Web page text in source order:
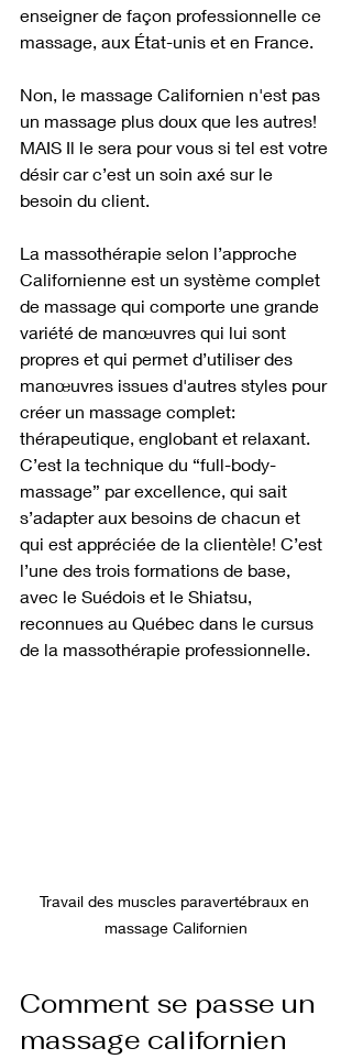
enseigner de façon professionnelle ce
massage, aux État-unis et en France.
Non, le massage Californien n'est pas
un massage plus doux que les autres!
MAIS Il le sera pour vous si tel est votre
désir car c’est un soin axé sur le
besoin du client.
La massothérapie selon l’approche
Californienne est un système complet
de massage qui comporte une grande
variété de manœuvres qui lui sont
propres et qui permet d’utiliser des
manœuvres issues d'autres styles pour
créer un massage complet:
thérapeutique, englobant et relaxant.
C’est la technique du “full-body-
massage” par excellence, qui sait
s’adapter aux besoins de chacun et
qui est appréciée de la clientèle! C’est
l’une des trois formations de base,
avec le Suédois et le Shiatsu,
reconnues au Québec dans le cursus
de la massothérapie professionnelle.
Travail des muscles paravertébraux en
massage Californien
Comment se passe un
massage californien